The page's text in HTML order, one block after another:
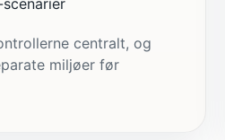
centralt, og
miljøer før